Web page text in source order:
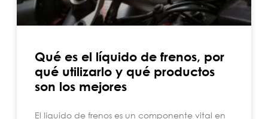
Qué es el líquido de frenos, por
qué utilizarlo y qué productos
son los mejores
El líquido de frenos es un componente vital en